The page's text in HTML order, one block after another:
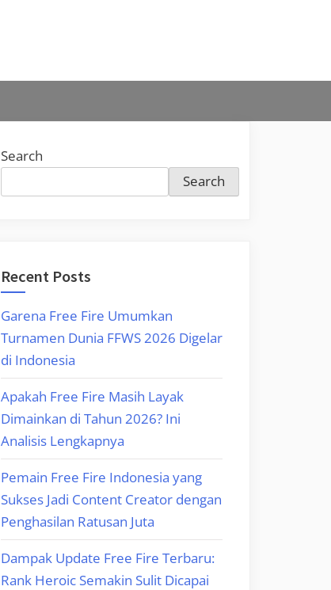
Search
Search
Recent Posts
Garena Free Fire Umumkan
Turnamen Dunia FFWS 2026 Digelar
di Indonesia
Apakah Free Fire Masih Layak
Dimainkan di Tahun 2026? Ini
Analisis Lengkapnya
Pemain Free Fire Indonesia yang
Sukses Jadi Content Creator dengan
Penghasilan Ratusan Juta
Dampak Update Free Fire Terbaru:
Rank Heroic Semakin Sulit Dicapai